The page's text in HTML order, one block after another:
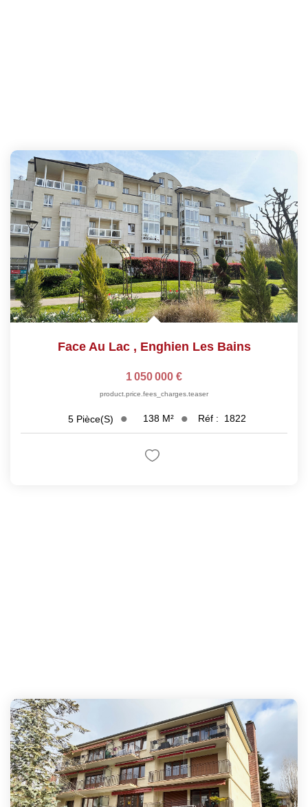
Face Au Lac , Enghien Les Bains
1 050 000 €
product.price.fees_charges.teaser
5 Pièce(s) 138 M² Réf : 1822